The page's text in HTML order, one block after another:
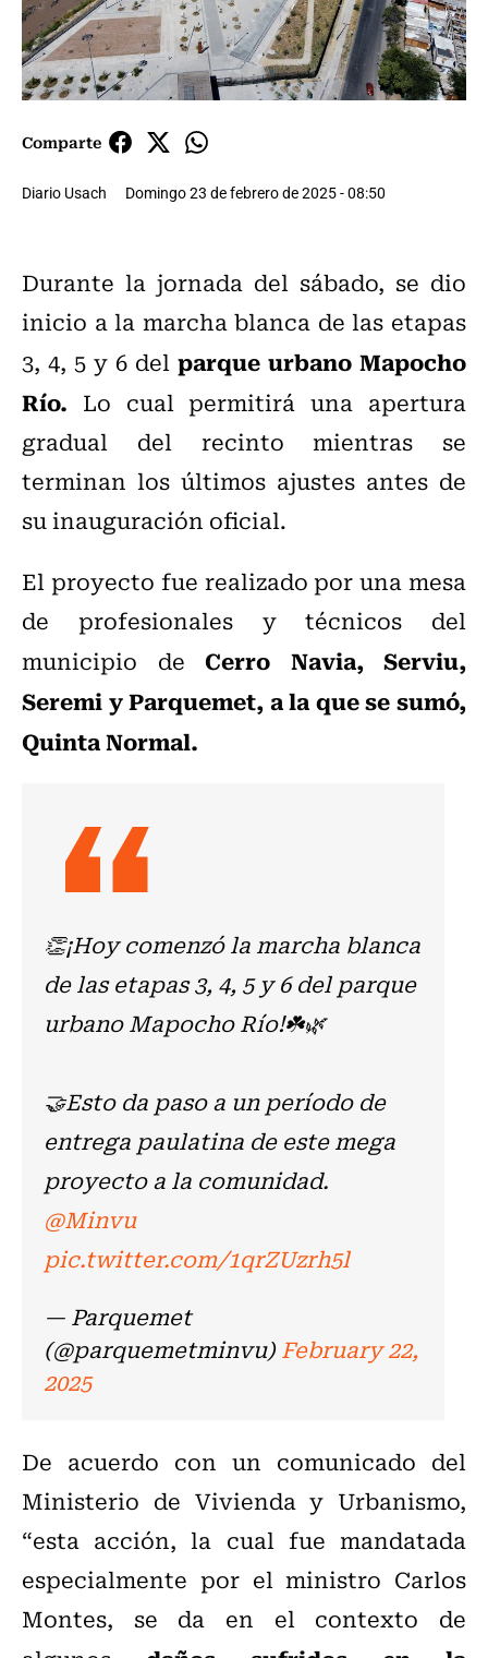
Comparte
Diario Usach Domingo 23 de febrero de 2025 - 08:50
Durante la jornada del sábado, se dio
inicio a la marcha blanca de las etapas
3, 4, 5 y 6 del parque urbano Mapocho
Río. Lo cual permitirá una apertura
gradual del recinto mientras se
terminan los últimos ajustes antes de
su inauguración oficial.
El proyecto fue realizado por una mesa
de profesionales y técnicos del
municipio de Cerro Navia, Serviu,
Seremi y Parquemet, a la que se sumó,
Quinta Normal.
👏¡Hoy comenzó la marcha blanca
de las etapas 3, 4, 5 y 6 del parque
urbano Mapocho Río!☘️🌿
🤝Esto da paso a un período de
entrega paulatina de este mega
proyecto a la comunidad.
@Minvu
pic.twitter.com/1qrZUzrh5l
— Parquemet
(@parquemetminvu)February 22,
2025
De acuerdo con un comunicado del
Ministerio de Vivienda y Urbanismo,
“esta acción, la cual fue mandatada
especialmente por el ministro Carlos
Montes, se da en el contexto de